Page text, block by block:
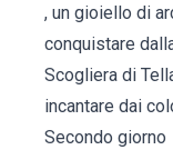
, un gioiello di
conquistare
Scogliera di
incantare dai
Secondo giorno